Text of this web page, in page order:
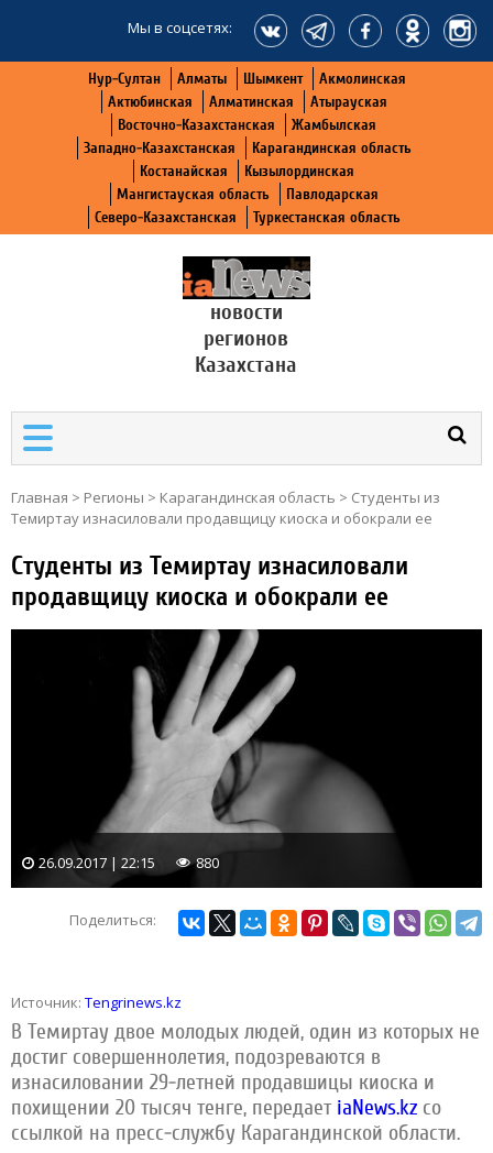
Мы в соцсетях:
Нур-Султан Алматы Шымкент
Акмолинская
Актюбинская
Алматинская
Атырауская
Восточно-Казахстанская
Жамбылская
Западно-Казахстанская
Карагандинская область
Костанайская
Кызылординская
Мангистауская область
Павлодарская
Северо-Казахстанская
Туркестанская область
новости
регионов
Казахстана
Главная > Регионы > Карагандинская область > Студенты из
Темиртау изнасиловали продавщицу киоска и обокрали ее
Студенты из Темиртау изнасиловали
продавщицу киоска и обокрали ее
26.09.2017 | 22:15 880
Поделиться:
Источник: Tengrinews.kz
В Темиртау двое молодых людей, один из которых не
достиг совершеннолетия, подозреваются в
изнасиловании 29-летней продавшицы киоска и
похищении 20 тысяч тенге, передает iaNews.kz со
ссылкой на пресс-службу Карагандинской области.